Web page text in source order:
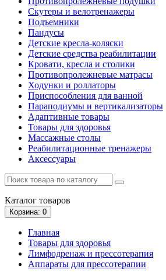
Скутеры и велотренажеры
Подъемники
Пандусы
Детские кресла-коляски
Детские средства реабилитации
Кровати, кресла и столики
Противопролежневые матрасы
Ходунки и роллаторы
Приспособления для ванной
Параподиумы и вертикализаторы
Адаптивные товары
Товары для здоровья
Массажные столы
Реабилитационные тренажеры
Аксессуары
Каталог товаров
Корзина: 0
Главная
Товары для здоровья
Лимфодренаж и прессотерапия
Аппараты для прессотерапии